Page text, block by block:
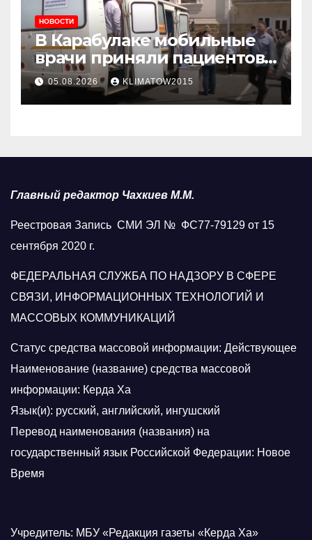
НОВОСТИ
В Карабулаке мобильные
врачи приняли пациентов
у стен мечети
05.08.2026 KLIMATOW2015
Главный редактор Чахкиев М.М.
Реестровая Запись СМИ ЭЛ № ФС77-79129 от 15
сентября 2020 г.
ФЕДЕРАЛЬНАЯ СЛУЖБА ПО НАДЗОРУ В СФЕРЕ
СВЯЗИ, ИНФОРМАЦИОННЫХ ТЕХНОЛОГИЙ И
МАССОВЫХ КОММУНИКАЦИЙ
Статус средства массовой информации: Действующее
Наименование (название) средства массовой
информации: Керда Ха
Язык(и): русский, английский, ингушский
Перевод наименования (названия) на
государственный язык Российской Федерации: Новое
Время
Учредитель: МБУ «Редакция газеты «Керда Ха»